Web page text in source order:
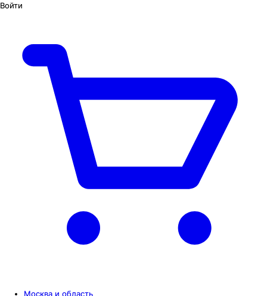
Войти
Москва и область